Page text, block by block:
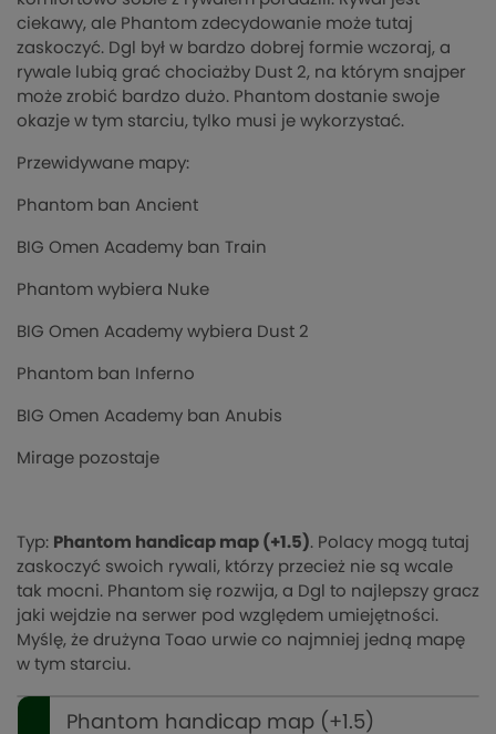
ciekawy, ale Phantom zdecydowanie może tutaj
zaskoczyć. Dgl był w bardzo dobrej formie wczoraj, a
rywale lubią grać chociażby Dust 2, na którym snajper
może zrobić bardzo dużo. Phantom dostanie swoje
okazje w tym starciu, tylko musi je wykorzystać.
Przewidywane mapy:
Phantom ban Ancient
BIG Omen Academy ban Train
Phantom wybiera Nuke
BIG Omen Academy wybiera Dust 2
Phantom ban Inferno
BIG Omen Academy ban Anubis
Mirage pozostaje
Typ: Phantom handicap map (+1.5). Polacy mogą tutaj
zaskoczyć swoich rywali, którzy przecież nie są wcale
tak mocni. Phantom się rozwija, a Dgl to najlepszy gracz
jaki wejdzie na serwer pod względem umiejętności.
Myślę, że drużyna Toao urwie co najmniej jedną mapę
w tym starciu.
Phantom handicap map (+1.5)